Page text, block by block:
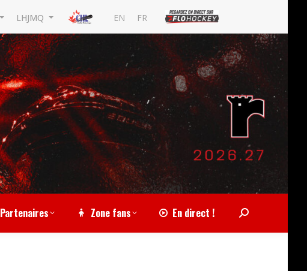
LHJMQ EN FR
Partenaires Zone fans En direct ! Search: